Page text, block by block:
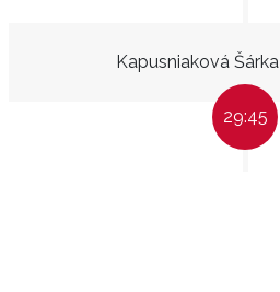
Kapusniaková Šárka
29:45